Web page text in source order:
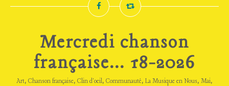
Mercredi chanson
française... 18-2026
Art, Chanson française, Clin d'oeil, Communauté, La Musique en Nous, Mai,